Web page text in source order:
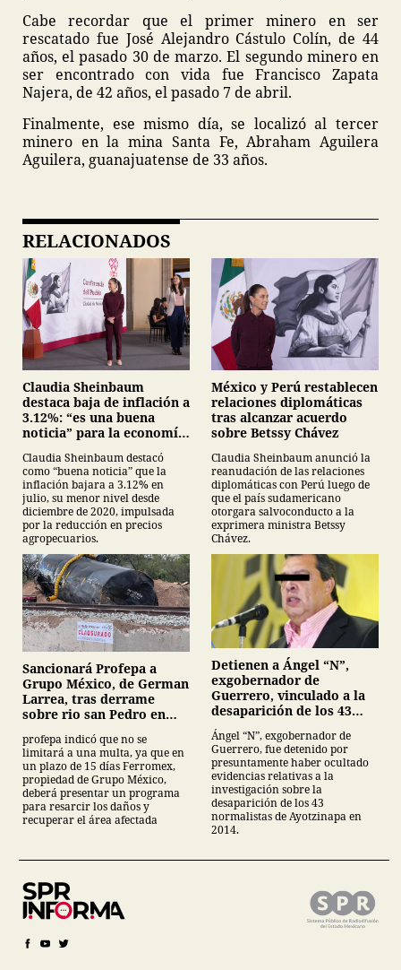
Cabe recordar que el primer minero en ser
rescatado fue José Alejandro Cástulo Colín, de 44
años, el pasado 30 de marzo. El segundo minero en
ser encontrado con vida fue Francisco Zapata
Najera, de 42 años, el pasado 7 de abril.
Finalmente, ese mismo día, se localizó al tercer
minero en la mina Santa Fe, Abraham Aguilera
Aguilera, guanajuatense de 33 años.
RELACIONADOS
Claudia Sheinbaum
destaca baja de inflación a
3.12%: “es una buena
noticia” para la economía
Claudia Sheinbaum destacó
como “buena noticia” que la
inflación bajara a 3.12% en
julio, su menor nivel desde
diciembre de 2020, impulsada
por la reducción en precios
agropecuarios.
México y Perú restablecen
relaciones diplomáticas
tras alcanzar acuerdo
sobre Betssy Chávez
Claudia Sheinbaum anunció la
reanudación de las relaciones
diplomáticas con Perú luego de
que el país sudamericano
otorgara salvoconducto a la
exprimera ministra Betssy
Chávez.
Sancionará Profepa a
Grupo México, de German
Larrea, tras derrame
sobre rio san Pedro en
profepa indicó que no se
limitará a una multa, ya que en
un plazo de 15 días Ferromex,
propiedad de Grupo México,
deberá presentar un programa
para resarcir los daños y
recuperar el área afectada
Detienen a Ángel “N”,
exgobernador de
Guerrero, vinculado a la
desaparición de los 43
normalistas de
Ayotzinapa
Ángel “N”, exgobernador de
Guerrero, fue detenido por
presuntamente haber ocultado
evidencias relativas a la
investigación sobre la
desaparición de los 43
normalistas de Ayotzinapa en
2014.